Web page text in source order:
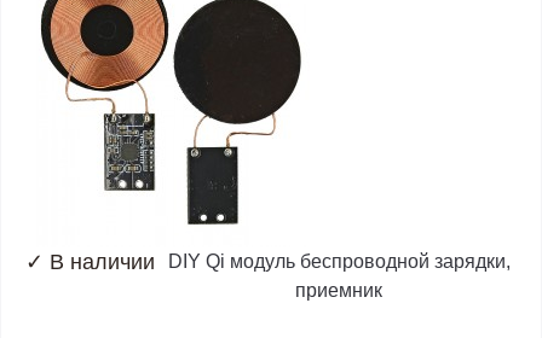
✓ В наличии
DIY Qi модуль беспроводной зарядки,
приемник